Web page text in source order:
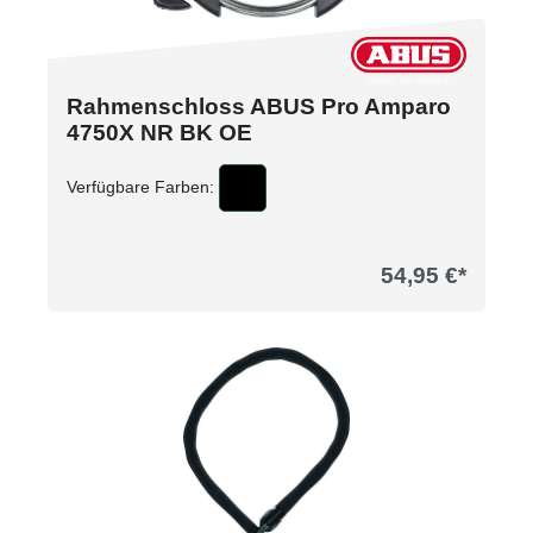
Rahmenschloss ABUS Pro Amparo
4750X NR BK OE
Verfügbare Farben:
54,95 €*